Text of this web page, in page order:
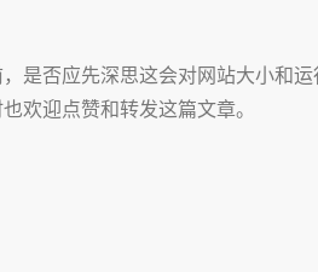
是否应先深思这会对网站大小和
欢迎点赞和转发这篇文章。